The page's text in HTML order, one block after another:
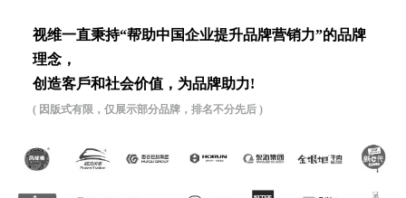
视维⼀直秉持“帮助中国企业提升品牌营销⼒”的品牌
理念，
创造客⼾和社会价值，为品牌助⼒!
( 因版式有限，仅展示部分品牌，排名不分先后 )